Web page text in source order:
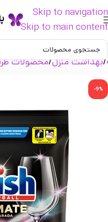
Skip to navigation
Skip to main content
بهداشت منزل محصولات
-9%